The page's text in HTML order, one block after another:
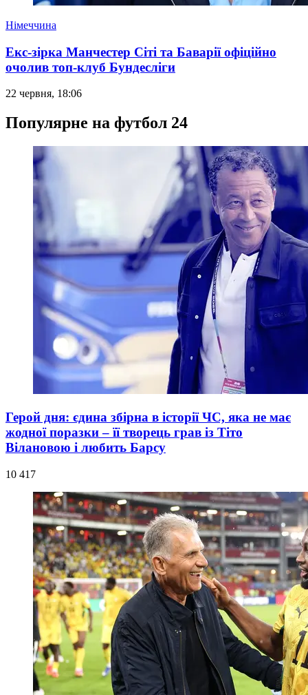
Німеччина
Екс-зірка Манчестер Сіті та Баварії офіційно
очолив топ-клуб Бундесліги
22 червня, 18:06
Популярне на футбол 24
Герой дня: єдина збірна в історії ЧС, яка не має
жодної поразки – її творець грав із Тіто
Вілановою і любить Барсу
10 417